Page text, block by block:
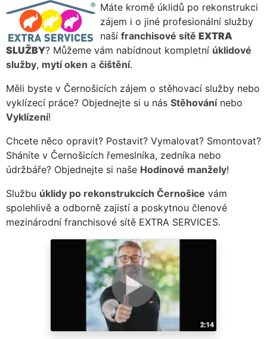
Máte kromě úklidů po rekonstrukci
zájem i o jiné profesionální služby
naší franchisové sítě EXTRA
SLUŽBY? Můžeme vám nabídnout kompletní úklidové
služby, mytí oken a čištění.
Měli byste v Černošicích zájem o stěhovací služby nebo
vyklízecí práce? Objednejte si u nás Stěhovánínebo
Vyklízení!
Chcete něco opravit? Postavit? Vymalovat? Smontovat?
Sháníte v Černošicích řemeslníka, zedníka nebo
údržbáře? Objednejte si naše Hodinové manžely!
Službu úklidy po rekonstrukcích Černošice vám
spolehlivě a odborně zajistí a poskytnou členové
mezinárodní franchisové sítě EXTRA SERVICES.